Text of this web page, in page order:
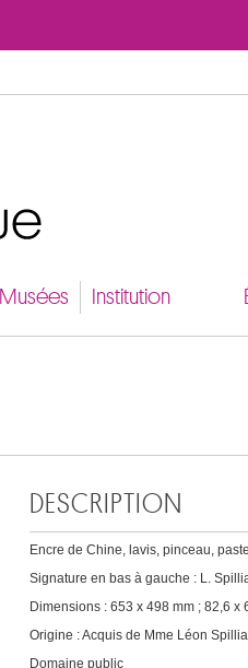
Musées Institution
DESCRIPTION
Encre de Chine, lavis, pinceau,
Signature en bas à gauche : L.
Dimensions : 653 x 498 mm ; 82,6 x
Origine : Acquis de Mme Léon
Domaine public